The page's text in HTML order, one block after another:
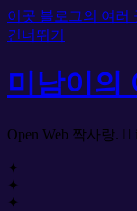
이곳 블로그의 여러
건너뛰기
미남이의
Open Web 짝사랑. 
✦
✦
✦